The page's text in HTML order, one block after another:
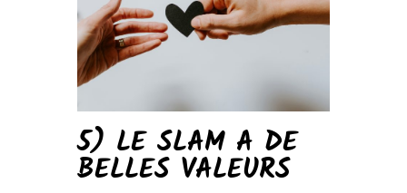
5) LE SLAM A DE
BELLES VALEURS